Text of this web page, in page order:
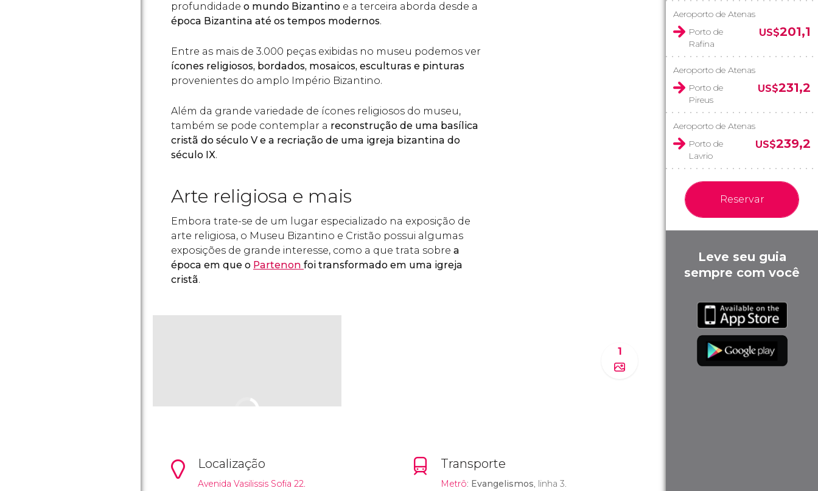
profundidade o mundo Bizantino e a terceira aborda desde a
época Bizantina até os tempos modernos.
Entre as mais de 3.000 peças exibidas no museu podemos ver
ícones religiosos, bordados, mosaicos, esculturas e pinturas
provenientes do amplo Império Bizantino.
Além da grande variedade de ícones religiosos do museu,
também se pode contemplar a reconstrução de uma basílica
cristã do século V e a recriação de uma igreja bizantina do
século IX.
Arte religiosa e mais
Embora trate-se de um lugar especializado na exposição de
arte religiosa, o Museu Bizantino e Cristão possui algumas
exposições de grande interesse, como a que trata sobre a
época em que o Partenon foi transformado em uma igreja
cristã.
1
Localização
Avenida Vasilissis Sofia 22.
Transporte
Metrô: Evangelismos, linha 3.
Aeroporto de Atenas
Porto de
Rafina
US$201,1
Aeroporto de Atenas
Porto de
Pireus
US$231,2
Aeroporto de Atenas
Porto de
Lavrio
US$239,2
Reservar
Leve seu guia
sempre com você